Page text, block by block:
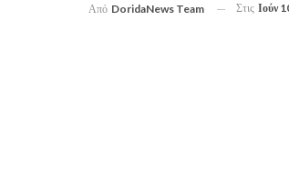
Από DoridaNews Team Στις Ιούν